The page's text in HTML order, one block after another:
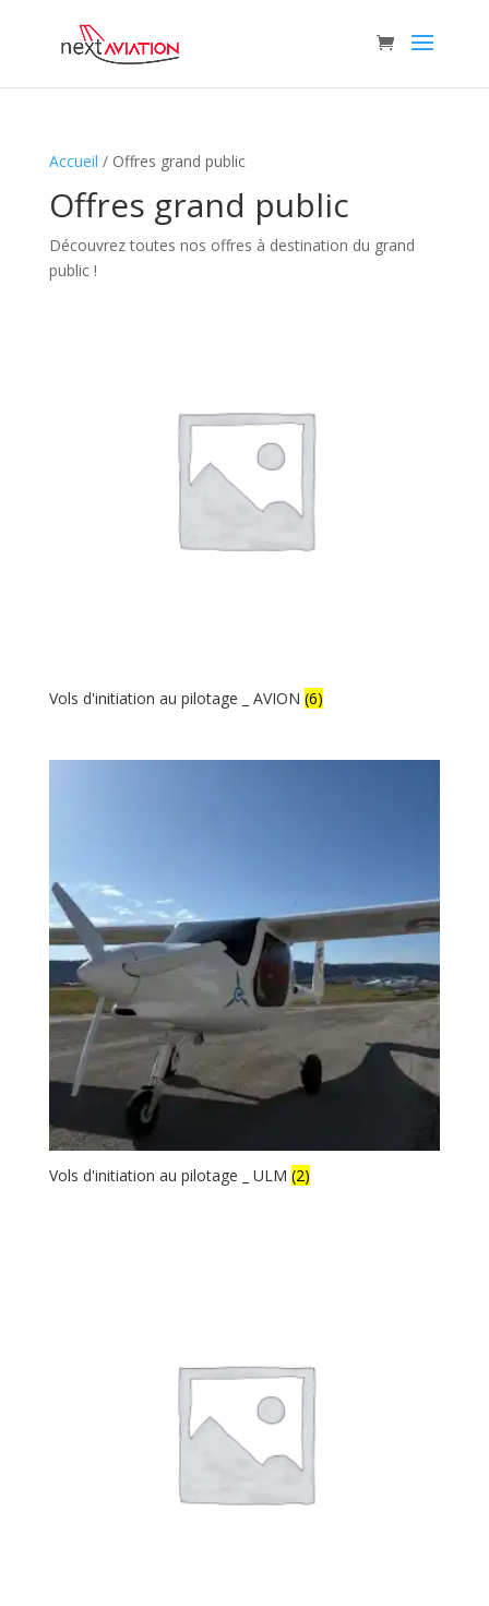
Accueil / Offres grand public
Offres grand public
Découvrez toutes nos offres à destination du grand
public !
Vols d'initiation au pilotage _ AVION (6)
Vols d'initiation au pilotage _ ULM (2)